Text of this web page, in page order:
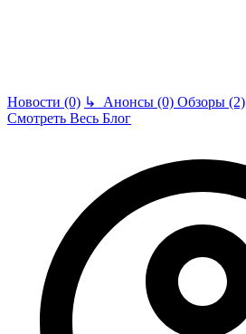
Новости (0) ↳ Анонсы (0) Обзоры (2)
Смотреть Весь Блог